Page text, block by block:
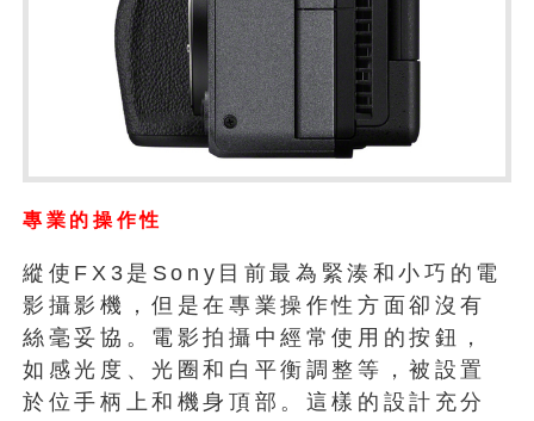
專業的操作性
縱使FX3是Sony目前最為緊湊和小巧的電
影攝影機，但是在專業操作性方面卻沒有
絲毫妥協。電影拍攝中經常使用的按鈕，
如感光度、光圈和白平衡調整等，被設置
於位手柄上和機身頂部。這樣的設計充分